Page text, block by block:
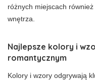
różnych miejscach
wnętrza.
Najlepsze kolory i
romantycznym
Kolory i wzory odgrywają